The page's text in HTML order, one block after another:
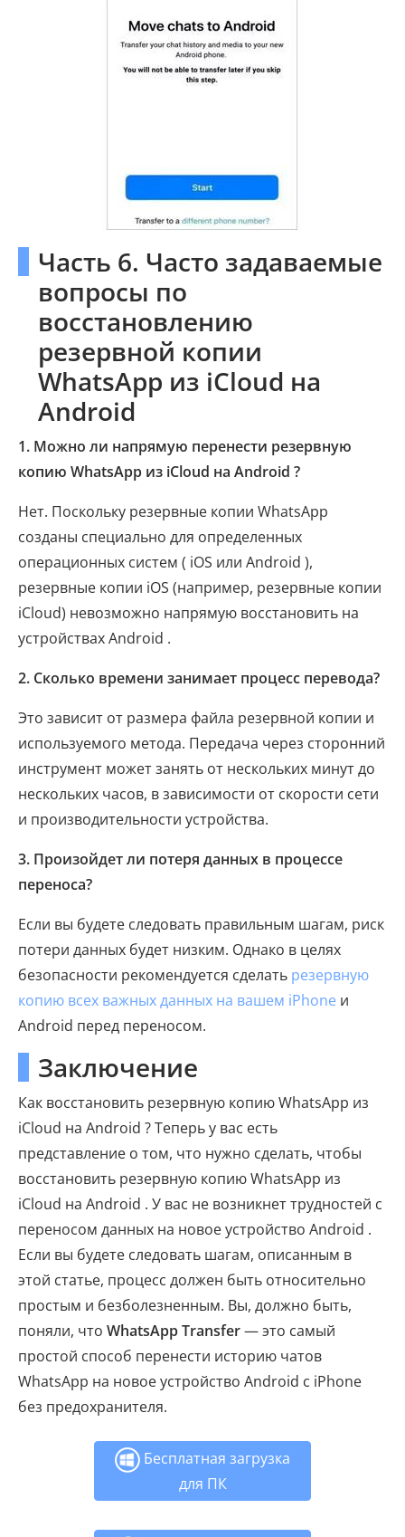
Часть 6. Часто задаваемые
вопросы по
восстановлению
резервной копии
WhatsApp из iCloud на
Android
1. Можно ли напрямую перенести резервную
копию WhatsApp из iCloud на Android ?
Нет. Поскольку резервные копии WhatsApp
созданы специально для определенных
операционных систем ( iOS или Android ),
резервные копии iOS (например, резервные копии
iCloud) невозможно напрямую восстановить на
устройствах Android .
2. Сколько времени занимает процесс перевода?
Это зависит от размера файла резервной копии и
используемого метода. Передача через сторонний
инструмент может занять от нескольких минут до
нескольких часов, в зависимости от скорости сети
и производительности устройства.
3. Произойдет ли потеря данных в процессе
переноса?
Если вы будете следовать правильным шагам, риск
потери данных будет низким. Однако в целях
безопасности рекомендуется сделать резервную
копию всех важных данных на вашем iPhone и
Android перед переносом.
Заключение
Как восстановить резервную копию WhatsApp из
iCloud на Android ? Теперь у вас есть
представление о том, что нужно сделать, чтобы
восстановить резервную копию WhatsApp из
iCloud на Android . У вас не возникнет трудностей с
переносом данных на новое устройство Android .
Если вы будете следовать шагам, описанным в
этой статье, процесс должен быть относительно
простым и безболезненным. Вы, должно быть,
поняли, что WhatsApp Transfer— это самый
простой способ перенести историю чатов
WhatsApp на новое устройство Android с iPhone
без предохранителя.
Бесплатная загрузка
для ПК